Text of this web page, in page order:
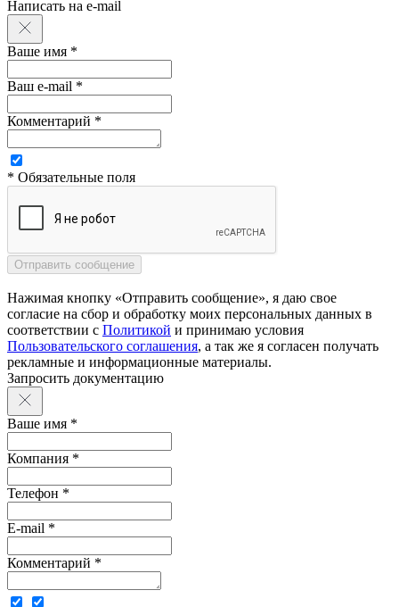
Написать на e-mail
Ваше имя *
Ваш e-mail *
Комментарий *
* Обязательные поля
Нажимая кнопку «Отправить сообщение», я даю свое
согласие на сбор и обработку моих персональных данных в
соответствии с Политикой и принимаю условия
Пользовательского соглашения, а так же я согласен получать
рекламные и информационные материалы.
Запросить документацию
Ваше имя *
Компания *
Телефон *
E-mail *
Комментарий *